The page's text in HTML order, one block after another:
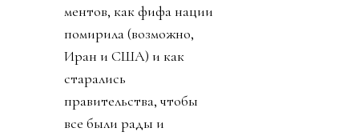
ментов, как фифа нации
помирила (возможно,
Иран и США) и как
старались
правительства, чтобы
все были рады и